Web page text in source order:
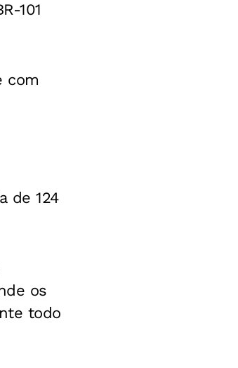
101
com
de 124
os
todo